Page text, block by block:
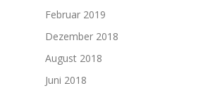
Februar 2019
Dezember 2018
August 2018
Juni 2018